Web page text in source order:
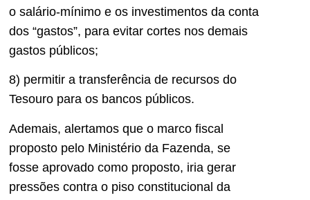
o salário-mínimo e os investimentos da conta
dos “gastos”, para evitar cortes nos demais
gastos públicos;
8) permitir a transferência de recursos do
Tesouro para os bancos públicos.
Ademais, alertamos que o marco fiscal
proposto pelo Ministério da Fazenda, se
fosse aprovado como proposto, iria gerar
pressões contra o piso constitucional da